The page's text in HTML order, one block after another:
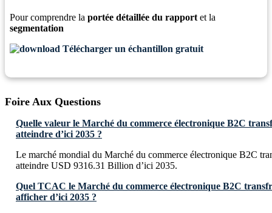
Pour comprendre la portée détaillée du rapport et la
segmentation
Télécharger un échantillon gratuit
Foire Aux Questions
Quelle valeur le Marché du commerce électronique B2C
atteindre d’ici 2035 ?
Le marché mondial du Marché du commerce électronique B2C
atteindre USD 9316.31 Billion d’ici 2035.
Quel TCAC le Marché du commerce électronique B2C
afficher d’ici 2035 ?